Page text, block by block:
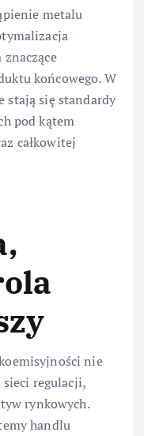
metalu
końcowego. W
stają się standardy
pod kątem
całkowitej
nie
regulacji,
rynkowych.
handlu